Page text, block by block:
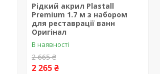
Рідкий акрил Plastall
Premium 1.7 м з набором
для реставрації ванн
Оригінал
В наявності
2 665 ₴
2 265 ₴